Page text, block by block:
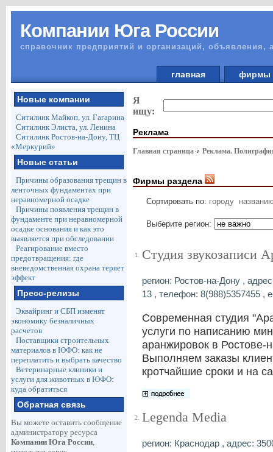
Компании Юга России
справочник предприятий и организаций, объявления,
главная
Новые компании
Ситилинк Майкоп, ул. Гагарина
Ситилинк Элиста, ул. Ленина
Ситилинк Ростов-на-Дону, ТЦ
«Меркурий»
Новые статьи
Причины образования трещин в
ленточных фундаментах при
неравномерной осадке
Причины появления трещин в
фундаменте при неравномерной
осадке основания и как это
выявляется при обследовании
Реагирование вместо
предотвращения: где
вневедомственная охрана теряет
эффект
Пресс-релизы
Эквайринг и СБП изменят
экономику безналичных
расчетов
Поставщики строительных
материалов в ЮФО: как не
переплатить и выбрать качество
Ветеринарные клиники и
услуги для животных в ЮФО:
куда обратиться
Обратная связь
Вы можете оставить сообщение
администратору ресурса
Компании Юга России,
Я
ищу:
Реклама
Главная страница Реклама.
Фирмы раздела
Сортировать по: городу
Выберите регион:
1. Студия звукозаписи
регион: Ростов-на-Дону ,
13 , телефон: 8(988)5357455 ,
Современная студия
услуги по написанию
аранжировок в Ростове-
Выполняем заказы
кротчайшие сроки и на
2. Legenda Media
регион: Краснодар , адрес: